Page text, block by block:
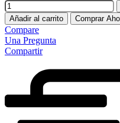
Añadir al carrito
Comprar
Compare
Una Pregunta
Compartir